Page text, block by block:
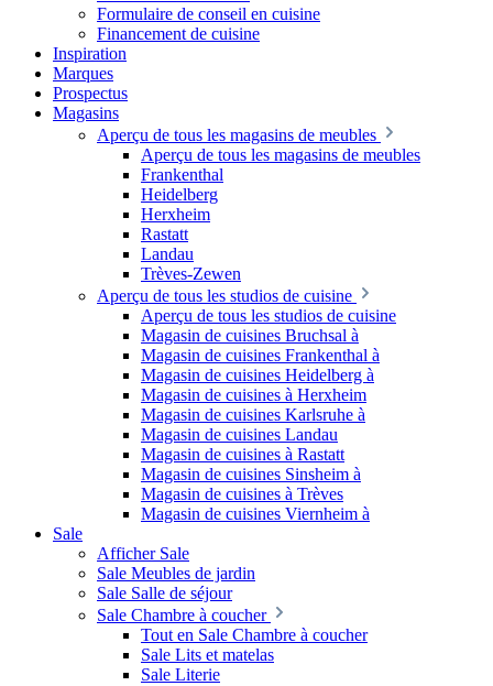
Formulaire de conseil en cuisine
Financement de cuisine
Inspiration
Marques
Prospectus
Magasins
Aperçu de tous les magasins de meubles
Aperçu de tous les magasins de meubles
Frankenthal
Heidelberg
Herxheim
Rastatt
Landau
Trèves-Zewen
Aperçu de tous les studios de cuisine
Aperçu de tous les studios de cuisine
Magasin de cuisines Bruchsal à
Magasin de cuisines Frankenthal à
Magasin de cuisines Heidelberg à
Magasin de cuisines à Herxheim
Magasin de cuisines Karlsruhe à
Magasin de cuisines Landau
Magasin de cuisines à Rastatt
Magasin de cuisines Sinsheim à
Magasin de cuisines à Trèves
Magasin de cuisines Viernheim à
Sale
Afficher Sale
Sale Meubles de jardin
Sale Salle de séjour
Sale Chambre à coucher
Tout en Sale Chambre à coucher
Sale Lits et matelas
Sale Literie